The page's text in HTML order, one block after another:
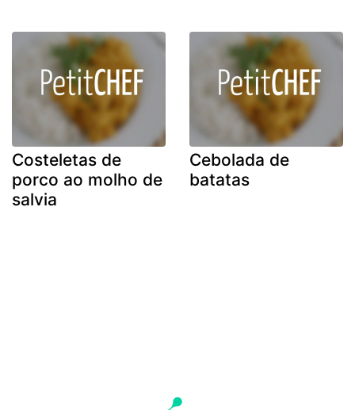
Costeletas de
porco ao molho de
salvia
Cebolada de
batatas